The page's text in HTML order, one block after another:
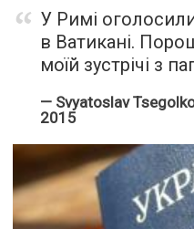
У Римі
в Ватикані.
моїй зустрічі з
— Svyatoslav
2015